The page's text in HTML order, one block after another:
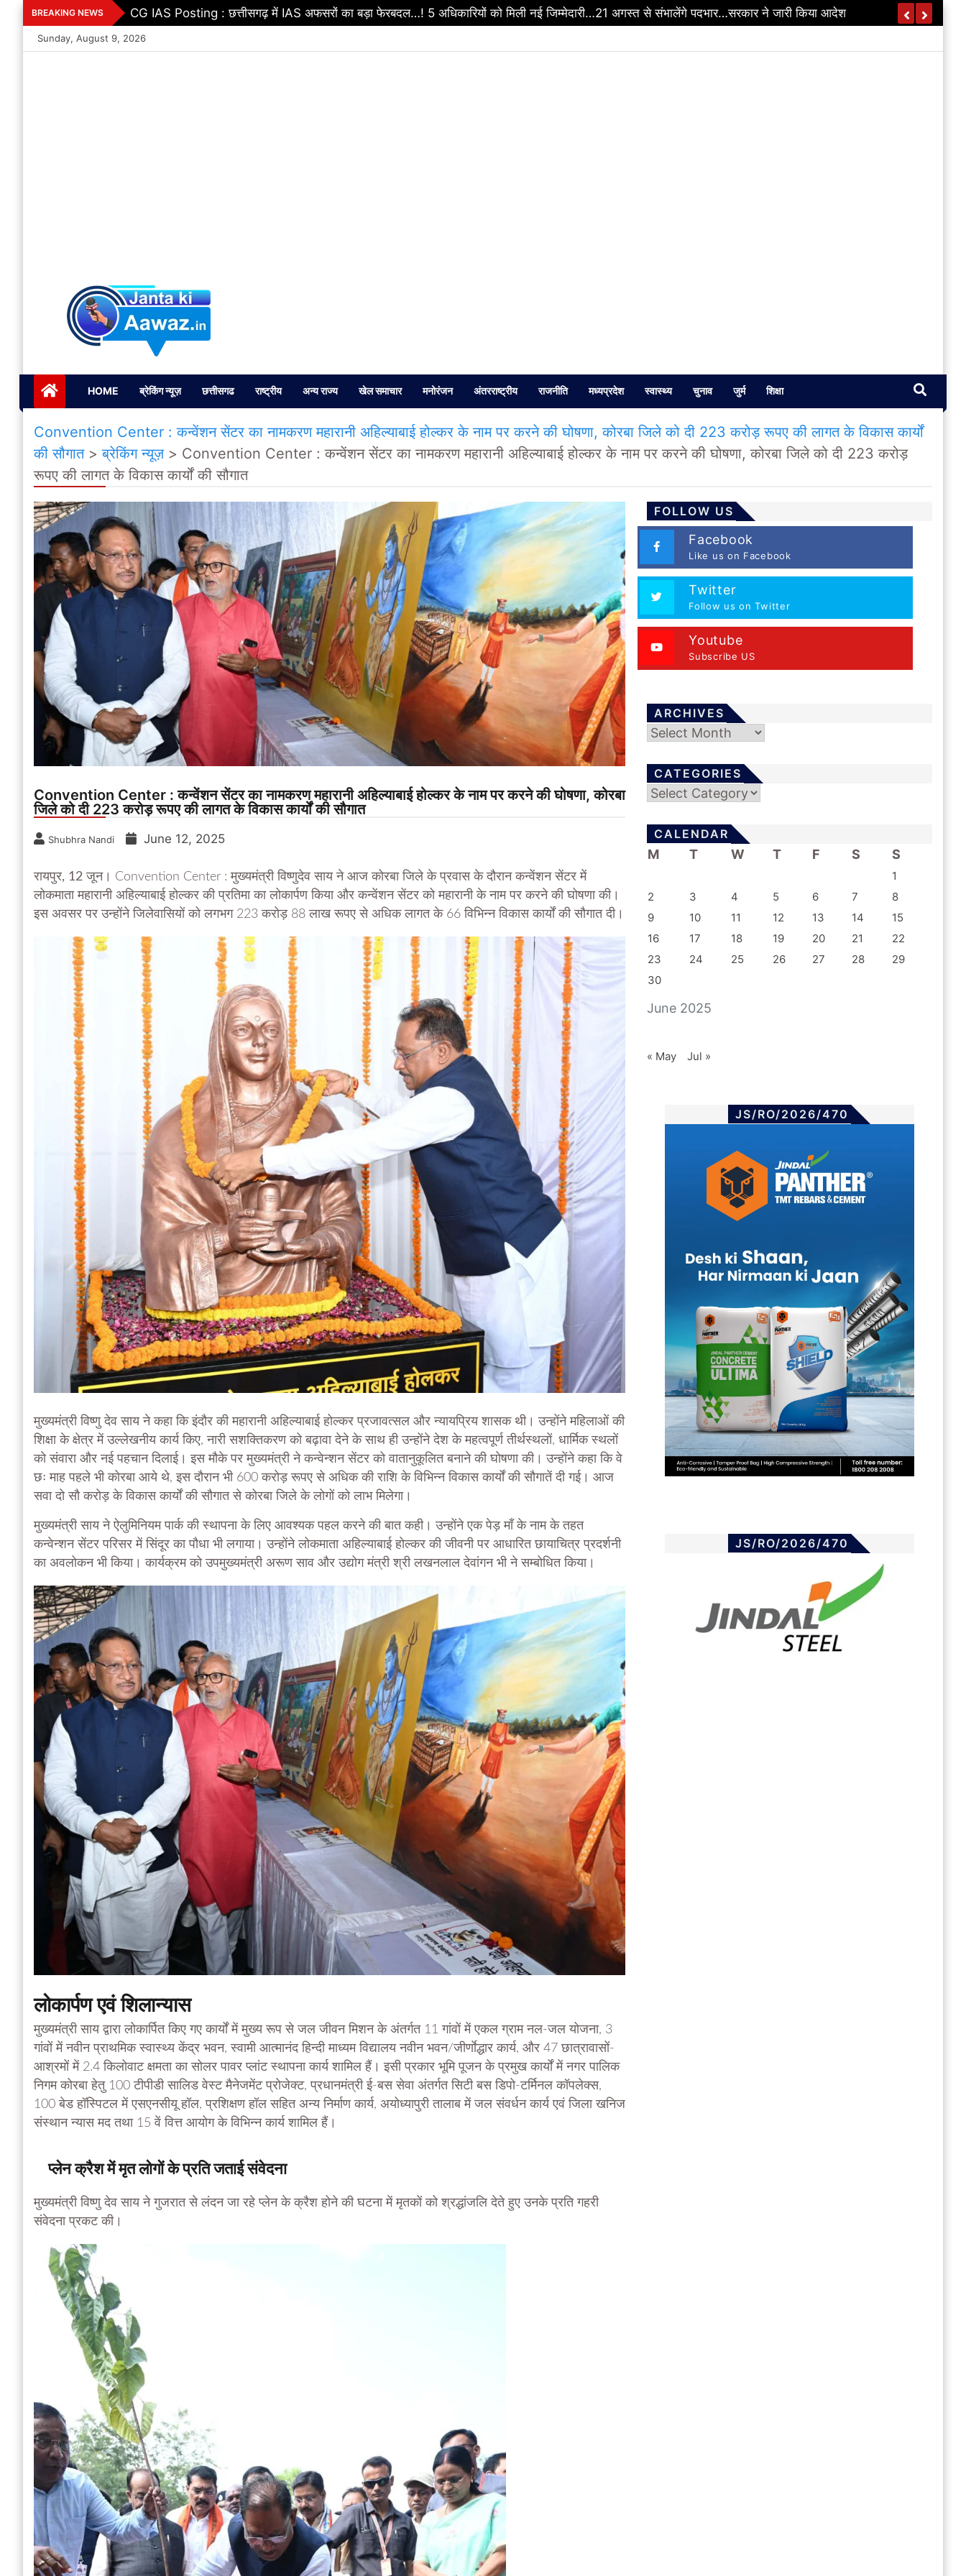
Skip
to
content
BREAKING NEWS Uniform Civil Code : छत्तीसगढ़ में बड़ा फैसला…! UCC होगा लागू…लेकिन अनुसूचित जनजाति दायरे से रहेगा बाहर…डिप्टी CM विजय शर्मा का ऐलान
Sunday, August 9, 2026
Janta ki Aawaz
HOME ब्रेकिंग न्यूज़ छत्तीसगढ राष्ट्रीय अन्य राज्य खेल समाचार मनोरंजन अंतरराष्ट्रीय राजनीति मध्यप्रदेश स्वास्थ्य चुनाव जुर्म शिक्षा
Convention Center : कन्वेंशन सेंटर का नामकरण महारानी अहिल्याबाई होल्कर के नाम पर करने की घोषणा, कोरबा जिले को दी 223 करोड़ रूपए की लागत के विकास कार्यों
की सौगात>ब्रेकिंग न्यूज़> Convention Center : कन्वेंशन सेंटर का नामकरण महारानी अहिल्याबाई होल्कर के नाम पर करने की घोषणा, कोरबा जिले को दी 223 करोड़
रूपए की लागत के विकास कार्यों की सौगात
Convention Center : कन्वेंशन सेंटर का नामकरण महारानी अहिल्याबाई होल्कर के नाम पर करने की घोषणा, कोरबा
जिले को दी 223 करोड़ रूपए की लागत के विकास कार्यों की सौगात
Shubhra Nandi June 12, 2025
रायपुर, 12 जून। Convention Center : मुख्यमंत्री विष्णुदेव साय ने आज कोरबा जिले के प्रवास के दौरान कन्वेंशन सेंटर में
लोकमाता महारानी अहिल्याबाई होल्कर की प्रतिमा का लोकार्पण किया और कन्वेंशन सेंटर को महारानी के नाम पर करने की घोषणा की।
इस अवसर पर उन्होंने जिलेवासियों को लगभग 223 करोड़ 88 लाख रूपए से अधिक लागत के 66 विभिन्न विकास कार्यों की सौगात दी।
मुख्यमंत्री विष्णु देव साय ने कहा कि इंदौर की महारानी अहिल्याबाई होल्कर प्रजावत्सल और न्यायप्रिय शासक थी। उन्होंने महिलाओं की
शिक्षा के क्षेत्र में उल्लेखनीय कार्य किए, नारी सशक्तिकरण को बढ़ावा देने के साथ ही उन्होंने देश के महत्वपूर्ण तीर्थस्थलों, धार्मिक स्थलों
को संवारा और नई पहचान दिलाई। इस मौके पर मुख्यमंत्री ने कन्वेन्शन सेंटर को वातानुकूलित बनाने की घोषणा की। उन्होंने कहा कि वे
छः माह पहले भी कोरबा आये थे, इस दौरान भी 600 करोड़ रूपए से अधिक की राशि के विभिन्न विकास कार्यों की सौगातें दी गई। आज
सवा दो सौ करोड़ के विकास कार्यों की सौगात से कोरबा जिले के लोगों को लाभ मिलेगा।
मुख्यमंत्री साय ने ऐलुमिनियम पार्क की स्थापना के लिए आवश्यक पहल करने की बात कही। उन्होंने एक पेड़ माँ के नाम के तहत
कन्वेन्शन सेंटर परिसर में सिंदूर का पौधा भी लगाया। उन्होंने लोकमाता अहिल्याबाई होल्कर की जीवनी पर आधारित छायाचित्र प्रदर्शनी
का अवलोकन भी किया। कार्यक्रम को उपमुख्यमंत्री अरूण साव और उद्योग मंत्री श्री लखनलाल देवांगन भी ने सम्बोधित किया।
लोकार्पण एवं शिलान्यास
मुख्यमंत्री साय द्वारा लोकार्पित किए गए कार्यों में मुख्य रूप से जल जीवन मिशन के अंतर्गत 11 गांवों में एकल ग्राम नल-जल योजना, 3
गांवों में नवीन प्राथमिक स्वास्थ्य केंद्र भवन, स्वामी आत्मानंद हिन्दी माध्यम विद्यालय नवीन भवन/जीर्णाेद्धार कार्य, और 47 छात्रावासों-
आश्रमों में 2.4 किलोवाट क्षमता का सोलर पावर प्लांट स्थापना कार्य शामिल हैं। इसी प्रकार भूमि पूजन के प्रमुख कार्यों में नगर पालिक
निगम कोरबा हेतु 100 टीपीडी सालिड वेस्ट मैनेजमेंट प्रोजेक्ट, प्रधानमंत्री ई-बस सेवा अंतर्गत सिटी बस डिपो-टर्मिनल कॉपलेक्स,
100 बेड हॉस्पिटल में एसएनसीयू हॉल, प्रशिक्षण हॉल सहित अन्य निर्माण कार्य, अयोध्यापुरी तालाब में जल संवर्धन कार्य एवं जिला खनिज
संस्थान न्यास मद तथा 15 वें वित्त आयोग के विभिन्न कार्य शामिल हैं।
प्लेन क्रैश में मृत लोगों के प्रति जताई संवेदना
मुख्यमंत्री विष्णु देव साय ने गुजरात से लंदन जा रहे प्लेन के क्रैश होने की घटना में मृतकों को श्रद्धांजलि देते हुए उनके प्रति गहरी
संवेदना प्रकट की।
FOLLOW US
Facebook
Like us on Facebook
Twitter
Follow us on Twitter
Youtube
Subscribe US
ARCHIVES
Archives
CATEGORIES
Categories
CALENDAR
June 2025
M T W T F S S
1
2
3 4 5 6 7
8
9
10 11 12 13 14
15
16
17 18 19 20 21
22
23
24 25 26 27 28
29
30
« May Jul »
JS/RO/2026/470
JS/RO/2026/470